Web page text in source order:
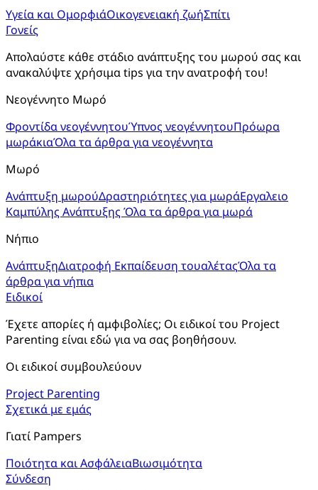
Υγεία και ΟμορφιάΟικογενειακή ζωήΣπίτι
Γονείς
Απολαύστε κάθε στάδιο ανάπτυξης του μωρού σας και
ανακαλύψτε χρήσιμα tips για την ανατροφή του!
Νεογέννητο Μωρό
Φροντίδα νεογέννητουΎπνος νεογέννητουΠρόωρα
μωράκιαΌλα τα άρθρα για νεογέννητα
Μωρό
Ανάπτυξη μωρούΔραστηριότητες για μωράΕργαλειο
Καμπύλης Ανάπτυξης Όλα τα άρθρα για μωρά
Νήπιο
ΑνάπτυξηΔιατροφή Εκπαίδευση τουαλέταςΌλα τα
άρθρα για νήπια
Ειδικοί
Έχετε απορίες ή αμφιβολίες; Οι ειδικοί του Project
Parenting είναι εδώ για να σας βοηθήσουν.
Οι ειδικοί συμβουλεύουν
Project Parenting
Σχετικά με εμάς
Γιατί Pampers
Ποιότητα και ΑσφάλειαΒιωσιμότητα
Σύνδεση